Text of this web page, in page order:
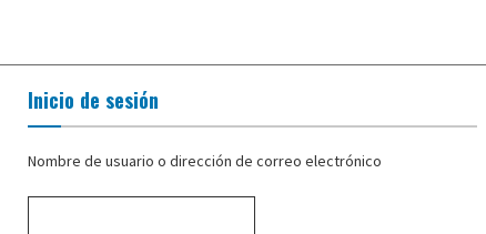
Inicio de sesión
Nombre de usuario o dirección de correo electrónico